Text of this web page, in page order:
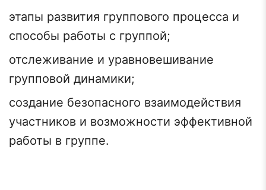
этапы развития группового процесса и
способы работы с группой;
отслеживание и уравновешивание
групповой динамики;
создание безопасного взаимодействия
участников и возможности эффективной
работы в группе.